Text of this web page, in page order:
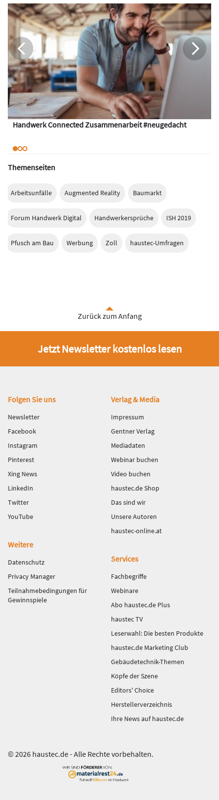
Handwerk Connected Zusammenarbeit #neugedacht
Themenseiten
Arbeitsunfälle Augmented Reality Baumarkt
Forum Handwerk Digital Handwerkersprüche ISH 2019
Pfusch am Bau Werbung Zoll haustec-Umfragen
Zurück zum Anfang
Jetzt Newsletter kostenlos lesen
Fußbereich
Folgen Sie uns
Newsletter
Facebook
Instagram
Pinterest
Xing News
LinkedIn
Twitter
YouTube
Verlag & Media
Impressum
Gentner Verlag
Mediadaten
Webinar buchen
Video buchen
haustec.de Shop
Das sind wir
Unsere Autoren
haustec-online.at
Weitere
Datenschutz
Privacy Manager
Teilnahmebedingungen für
Gewinnspiele
Services
Fachbegriffe
Webinare
Abo haustec.de Plus
haustec TV
Leserwahl: Die besten Produkte
haustec.de Marketing Club
Gebäudetechnik-Themen
Köpfe der Szene
Editors' Choice
Herstellerverzeichnis
Ihre News auf haustec.de
© 2026 haustec.de - Alle Rechte vorbehalten.